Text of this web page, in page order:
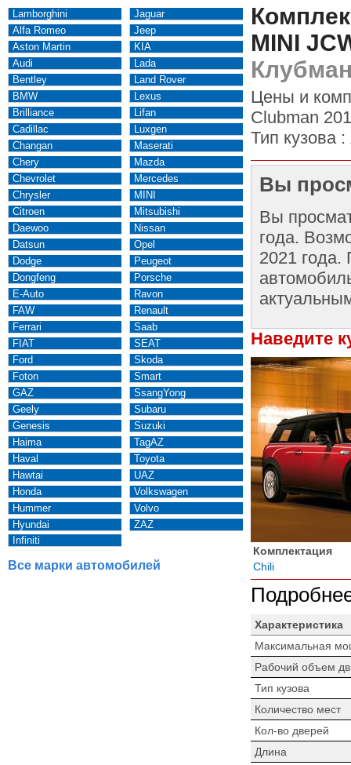
Lamborghini
Alfa Romeo
Aston Martin
Audi
Bentley
BMW
Brilliance
Cadillac
Changan
Chery
Chevrolet
Chrysler
Citroen
Daewoo
Datsun
Dodge
Dongfeng
E-Auto
FAW
Ferrari
FIAT
Ford
Foton
GAZ
Geely
Genesis
Haima
Haval
Hawtai
Honda
Hummer
Hyundai
Infiniti
Jaguar
Jeep
KIA
Lada
Land Rover
Lexus
Lifan
Luxgen
Maserati
Mazda
Mercedes
MINI
Mitsubishi
Nissan
Opel
Peugeot
Porsche
Ravon
Renault
Saab
SEAT
Skoda
Smart
SsangYong
Subaru
Suzuki
TagAZ
Toyota
UAZ
Volkswagen
Volvo
ZAZ
Все марки автомобилей
MINI
Цены и
Clubman
Тип кузова :
Вы
Вы
года.
2021 года.
Наведите
Комплектация
Chili
Характеристика
Максимальная
Рабочий объем
Тип кузова
Количество мест
Кол-во дверей
Длина